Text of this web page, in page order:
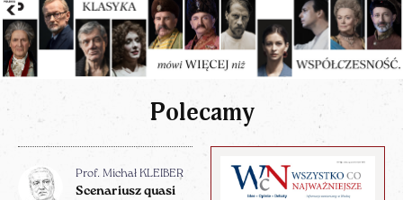
Polecamy
Prof. Michał KLEIBER
Scenariusz quasi